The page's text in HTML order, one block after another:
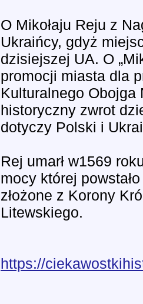
O Mikołaju Reju z
Ukraińcy, gdyż
dzisiejszej UA. O
promocji miasta dla
Kulturalnego Obojga
historyczny zwrot
dotyczy Polski i
Rej umarł w1569
mocy której
złożone z Korony
Litewskiego.
https://